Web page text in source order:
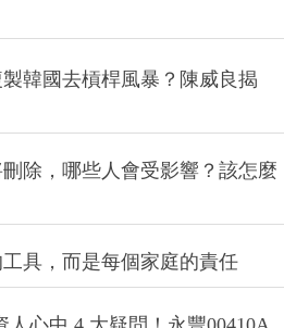
韓國去槓桿風暴？陳威良揭
刪除，哪些人會受影響？該怎麼
具，而是每個家庭的責任